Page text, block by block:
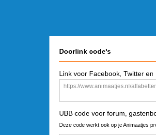
Doorlink code's
Link voor Facebook, Twitter
UBB code voor forum,
Deze code werkt ook op je Animaatjes